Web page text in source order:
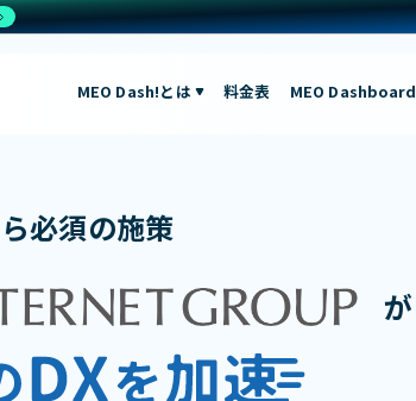
MEO Dash!とは 料金表 MEO Dashboard
必須の施策
が